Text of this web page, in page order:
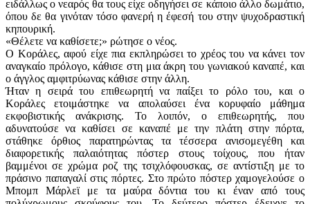
ειδάλλως ο νεαρός θα τους είχε οδηγήσει σε κάποιο άλλο δωμάτιο,
όπου δε θα γινόταν τόσο φανερή η έφεσή του στην ψυχοδραστική
κηπουρική.
«Θέλετε να καθίσετε;» ρώτησε ο νέος.
Ο Κοράλες, αφού είχε πια εκπληρώσει το χρέος του να κάνει τον
αναγκαίο πρόλογο, κάθισε στη μια άκρη του γωνιακού καναπέ, και
ο άγγλος αμφιτρύωνας κάθισε στην άλλη.
Ήταν η σειρά του επιθεωρητή να παίξει το ρόλο του, και ο
Κοράλες ετοιμάστηκε να απολαύσει ένα κορυφαίο μάθημα
εκφοβιστικής ανάκρισης. Το λοιπόν, ο επιθεωρητής, που
αδυνατούσε να καθίσει σε καναπέ με την πλάτη στην πόρτα,
στάθηκε όρθιος παρατηρώντας τα τέσσερα ανισομεγέθη και
διαφορετικής παλαιότητας πόστερ στους τοίχους, που ήταν
βαμμένοι σε χρώμα ροζ της τσιχλόφουσκας, σε αντίστιξη με το
πράσινο παπαγαλί στις πόρτες. Στο πρώτο πόστερ χαμογελούσε ο
Μπομπ Μάρλεϊ με τα μαύρα δόντια του κι έναν από τους